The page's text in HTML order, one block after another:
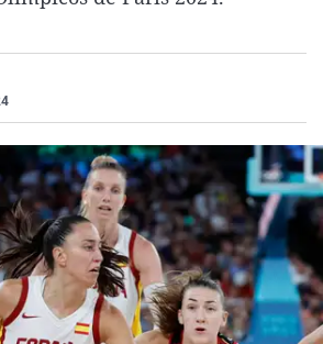
Gente viajera
Retornados
Galicia
País Vasco
Televisión